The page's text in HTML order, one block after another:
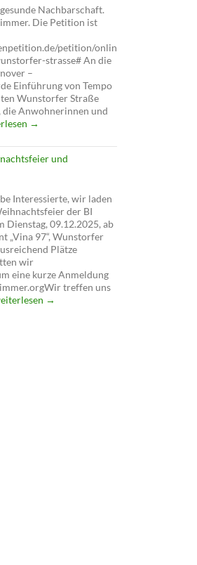
Nachbarschaft.
Die Petition ist
petition/onlin
strasse# An die
–
Einführung von Tempo
Wunstorfer Straße
Anwohnerinnen und
→
und
Interessierte, wir laden
der BI
Dienstag, 09.12.2025, ab
„Vina 97“, Wunstorfer
Plätze
wir
eine kurze Anmeldung
treffen uns
→